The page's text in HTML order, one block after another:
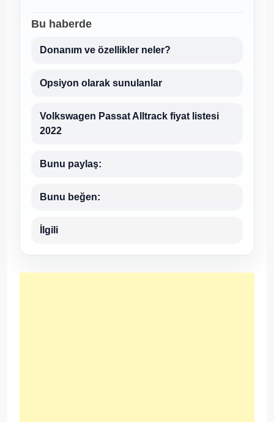
Bu haberde
Donanım ve özellikler neler?
Opsiyon olarak sunulanlar
Volkswagen Passat Alltrack fiyat listesi
2022
Bunu paylaş:
Bunu beğen:
İlgili